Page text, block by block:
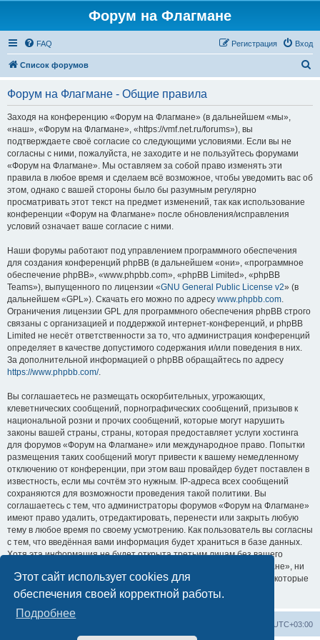
Этот сайт использует cookies для
обеспечения своей корректной работы.
Подробнее
Форум на Флагмане
FAQ Вход
Регистрация
Список форумов
Форум на Флагмане - Общие правила
Заходя на конференцию «Форум на Флагмане» (в дальнейшем «мы»,
«наш», «Форум на Флагмане», «https://vmf.net.ru/forums»), вы
подтверждаете своё согласие со следующими условиями. Если вы не
согласны с ними, пожалуйста, не заходите и не пользуйтесь форумами
«Форум на Флагмане». Мы оставляем за собой право изменять эти
правила в любое время и сделаем всё возможное, чтобы уведомить вас об
этом, однако с вашей стороны было бы разумным регулярно
просматривать этот текст на предмет изменений, так как использование
конференции «Форум на Флагмане» после обновления/исправления
условий означает ваше согласие с ними.
Наши форумы работают под управлением программного обеспечения
для создания конференций phpBB (в дальнейшем «они», «программное
обеспечение phpBB», «www.phpbb.com», «phpBB Limited», «phpBB
Teams»), выпущенного по лицензии «GNU General Public License v2» (в
дальнейшем «GPL»). Скачать его можно по адресу www.phpbb.com.
Ограничения лицензии GPL для программного обеспечения phpBB строго
связаны с организацией и поддержкой интернет-конференций, и phpBB
Limited не несёт ответственности за то, что администрация конференций
определяет в качестве допустимого содержания и/или поведения в них.
За дополнительной информацией о phpBB обращайтесь по адресу
https://www.phpbb.com/.
Вы соглашаетесь не размещать оскорбительных, угрожающих,
клеветнических сообщений, порнографических сообщений, призывов к
национальной розни и прочих сообщений, которые могут нарушить
законы вашей страны, страны, которая предоставляет услуги хостинга
для форумов «Форум на Флагмане» или международное право. Попытки
размещения таких сообщений могут привести к вашему немедленному
отключению от конференции, при этом ваш провайдер будет поставлен в
известность, если мы сочтём это нужным. IP-адреса всех сообщений
сохраняются для возможности проведения такой политики. Вы
соглашаетесь с тем, что администраторы форумов «Форум на Флагмане»
имеют право удалить, отредактировать, перенести или закрыть любую
тему в любое время по своему усмотрению. Как пользователь вы согласны
с тем, что введённая вами информация будет храниться в базе данных.
Хотя эта информация не будет открыта третьим лицам без вашего
разрешения, ни администрация конференции «Форум на Флагмане», ни
phpBB Limited не может быть ответственна за действия хакеров, которые
могут привести к несанкционированному доступу к ней.
UTC+03:00